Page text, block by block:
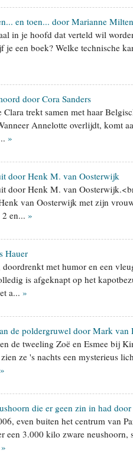
en toen... door Marianne
in je hoofd dat verteld wil
je een boek? Welke technische
door Cora Sanders
trekt samen met haar
Annelotte overlijdt, komt
»
door Henk M. van Oosterwijk
door Henk M. van
van Oosterwijk met zijn
en... »
Hauer
met humor en een
is afgeknapt op het
a... »
de poldergruwel door Mark van
de tweeling Zoë en Esmee bij
ze 's nachts een mysterieus
»
die er geen zin in had
even buiten het centrum van
een 3.000 kilo zware neushoorn,
»